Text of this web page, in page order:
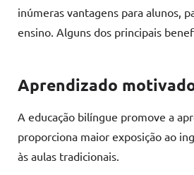
inúmeras vantagens para alunos,
ensino. Alguns dos principais
Aprendizado
A educação bilíngue promove a
proporciona maior exposição ao
às aulas tradicionais.